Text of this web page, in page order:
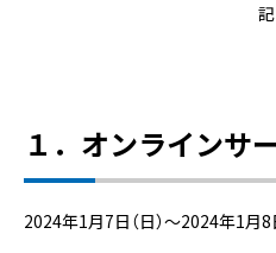
記
１．オンラインサ
2024年1月7日（日）～2024年1月8